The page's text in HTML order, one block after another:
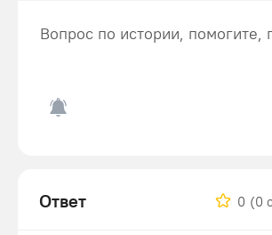
Вопрос по истории, помогите,
Ответ 0 (0